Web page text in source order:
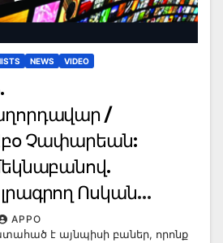
NEWS VIDEO
/
Չափարեան:
Ոսկան
APPO
է այնպիսի բաներ, որոնք